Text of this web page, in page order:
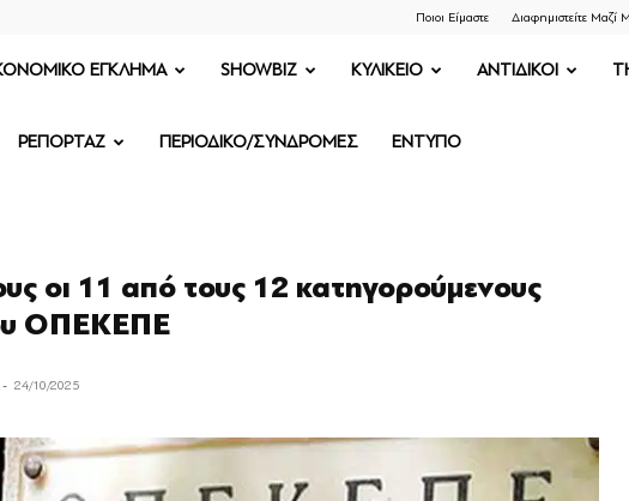
Ποιοι Είμαστε Διαφημιστείτε Μαζί
ΕΓΚΛΗΜΑ SHOWBIZ ΚΥΛΙΚΕΙΟ ΑΝΤΙΔΙΚΟΙ
ΡΕΠΟΡΤΑΖ ΠΕΡΙΟΔΙΚΟ/ΣΥΝΔΡΟΜΕΣ ΕΝΤΥΠΟ
οι 11 από τους 12 κατηγορούμενους
ΟΠΕΚΕΠΕ
- 24/10/2025